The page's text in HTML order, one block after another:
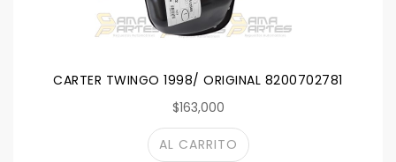
CARTER TWINGO 1998/ ORIGINAL 8200702781
$163,000
AL CARRITO